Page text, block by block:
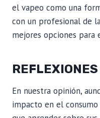
el vapeo como una
con un profesional de
mejores opciones para
En nuestra opinión,
impacto en el